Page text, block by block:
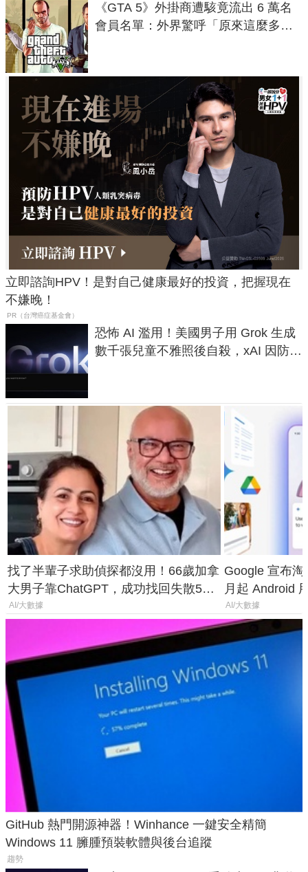
《GTA 5》外掛商遭駭竟流出 6 萬名
會員名單：外界驚呼「原來這麼多人
立即諮詢HPV！是對自己健康最好的投資，把握現在
不嫌晚！
PR（台灣癌症基金會）
恐怖 AI 濫用！美國男子用 Grok 生成
數千張兒童不雅照後自殺，xAI 因防護
找了半輩子求助偵探都沒用！66歲加拿
大男子靠ChatGPT，成功找回失散50
年家人
AI/大數據
Google 宣布
月起 Android
AI/大數據
GitHub 熱門開源神器！Winhance 一鍵安全精簡
Windows 11 臃腫預裝軟體與後台追蹤
趨勢